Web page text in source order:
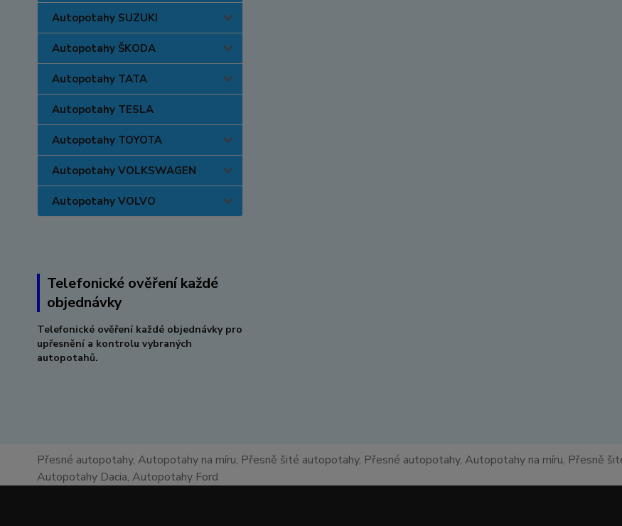
Autopotahy SUZUKI
Autopotahy ŠKODA
Autopotahy TATA
Autopotahy TESLA
Autopotahy TOYOTA
Autopotahy VOLKSWAGEN
Autopotahy VOLVO
Telefonické ověření každé
objednávky
Telefonické ověření každé objednávky pro
upřesnění a kontrolu vybraných
autopotahů.
Přesné autopotahy, Autopotahy na míru, Přesně šité autopotahy, Přesné autopotahy, Autopotahy na míru, Přesně
Autopotahy Dacia, Autopotahy Ford